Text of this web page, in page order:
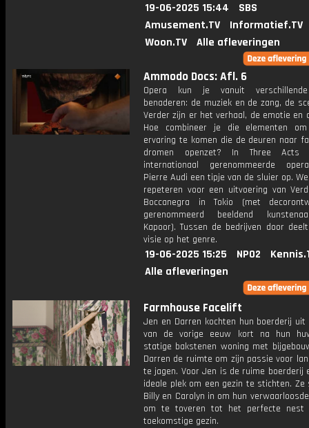
19-06-2025 15:44
SBS
Amusement.TV
Informatief.TV
Woon.TV
Alle afleveringen
Ammodo Docs: Afl. 6
Opera kun je vanuit
benaderen: de muziek en de zang, de
Verder zijn er het verhaal, de emotie en
Hoe combineer je die elementen
ervaring te komen die de deuren naar
dromen openzet? In Three
internationaal gerenommeerde
Pierre Audi een tipje van de sluier op.
repeteren voor een uitvoering van
Boccanegra in Tokio (met
gerenommeerd beeldend
Kapoor). Tussen de bedrijven door
visie op het genre.
19-06-2025 15:25 NPO2
Alle afleveringen
Farmhouse Facelift
Jen en Darren kochten hun boerderij
van de vorige eeuw kort na hun
statige bakstenen woning met
Darren de ruimte om zijn passie voor
te jagen. Voor Jen is de ruime boerderij
ideale plek om een gezin te stichten. Ze
Billy en Carolyn in om hun
om te toveren tot het perfecte nest
toekomstige gezin.